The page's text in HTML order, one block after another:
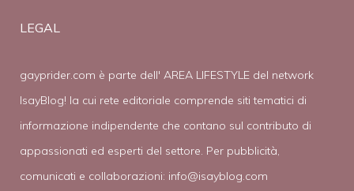
LEGAL
gayprider.com è parte dell' AREA LIFESTYLE del network
IsayBlog! la cui rete editoriale comprende siti tematici di
informazione indipendente che contano sul contributo di
appassionati ed esperti del settore. Per pubblicità,
comunicati e collaborazioni: info@isayblog.com